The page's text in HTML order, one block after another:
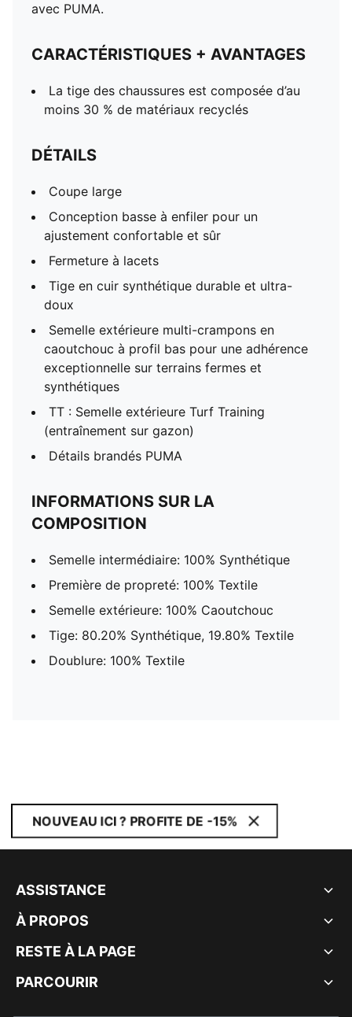
avec PUMA.
CARACTÉRISTIQUES + AVANTAGES
La tige des chaussures est composée d’au
moins 30 % de matériaux recyclés
DÉTAILS
Coupe large
Conception basse à enfiler pour un
ajustement confortable et sûr
Fermeture à lacets
Tige en cuir synthétique durable et ultra-
doux
Semelle extérieure multi-crampons en
caoutchouc à profil bas pour une adhérence
exceptionnelle sur terrains fermes et
synthétiques
TT : Semelle extérieure Turf Training
(entraînement sur gazon)
Détails brandés PUMA
INFORMATIONS SUR LA
COMPOSITION
Semelle intermédiaire: 100% Synthétique
Première de propreté: 100% Textile
Semelle extérieure: 100% Caoutchouc
Tige: 80.20% Synthétique, 19.80% Textile
Doublure: 100% Textile
NOUVEAU ICI ? PROFITE DE -15%
ASSISTANCE
À PROPOS
RESTE À LA PAGE
PARCOURIR